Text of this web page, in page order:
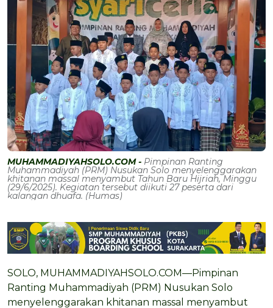
MUHAMMADIYAHSOLO.COM - Pimpinan Ranting
Muhammadiyah (PRM) Nusukan Solo menyelenggarakan
khitanan massal menyambut Tahun Baru Hijriah, Minggu
(29/6/2025). Kegiatan tersebut diikuti 27 peserta dari
kalangan dhuafa. (Humas)
SOLO, MUHAMMADIYAHSOLO.COM—Pimpinan
Ranting Muhammadiyah (PRM) Nusukan Solo
menyelenggarakan khitanan massal menyambut